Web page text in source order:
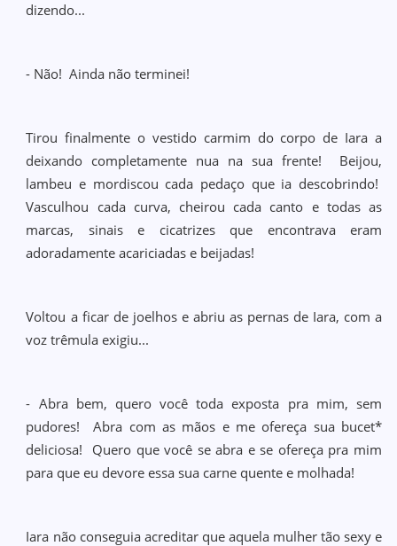
dizendo...
- Não! Ainda não terminei!
Tirou finalmente o vestido carmim do corpo de Iara a
deixando completamente nua na sua frente! Beijou,
lambeu e mordiscou cada pedaço que ia descobrindo!
Vasculhou cada curva, cheirou cada canto e todas as
marcas, sinais e cicatrizes que encontrava eram
adoradamente acariciadas e beijadas!
Voltou a ficar de joelhos e abriu as pernas de Iara, com a
voz trêmula exigiu...
- Abra bem, quero você toda exposta pra mim, sem
pudores! Abra com as mãos e me ofereça sua bucet*
deliciosa! Quero que você se abra e se ofereça pra mim
para que eu devore essa sua carne quente e molhada!
Iara não conseguia acreditar que aquela mulher tão sexy e